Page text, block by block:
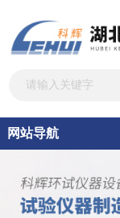
网站导航